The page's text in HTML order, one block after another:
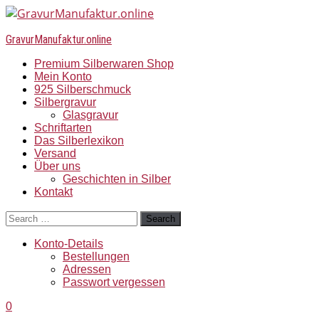
GravurManufaktur.online
Premium Silberwaren Shop
Mein Konto
925 Silberschmuck
Silbergravur
Glasgravur
Schriftarten
Das Silberlexikon
Versand
Über uns
Geschichten in Silber
Kontakt
Search
Konto-Details
Bestellungen
Adressen
Passwort vergessen
0